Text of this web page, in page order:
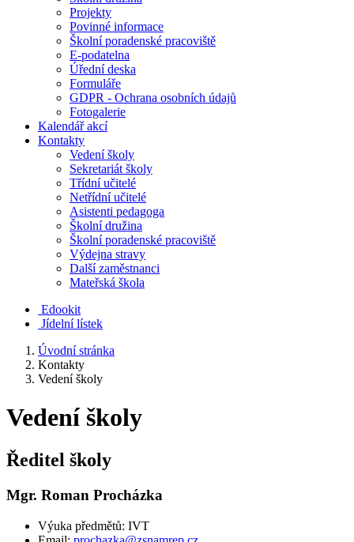
Projekty
Povinné informace
Školní poradenské pracoviště
E-podatelna
Úřední deska
Formuláře
GDPR - Ochrana osobních údajů
Fotogalerie
Kalendář akcí
Kontakty
Vedení školy
Sekretariát školy
Třídní učitelé
Netřídní učitelé
Asistenti pedagoga
Školní družina
Školní poradenské pracoviště
Výdejna stravy
Další zaměstnanci
Mateřská škola
Edookit
Jídelní lístek
Úvodní stránka
Kontakty
Vedení školy
Vedení školy
Ředitel školy
Mgr. Roman Procházka
Výuka předmětů: IVT